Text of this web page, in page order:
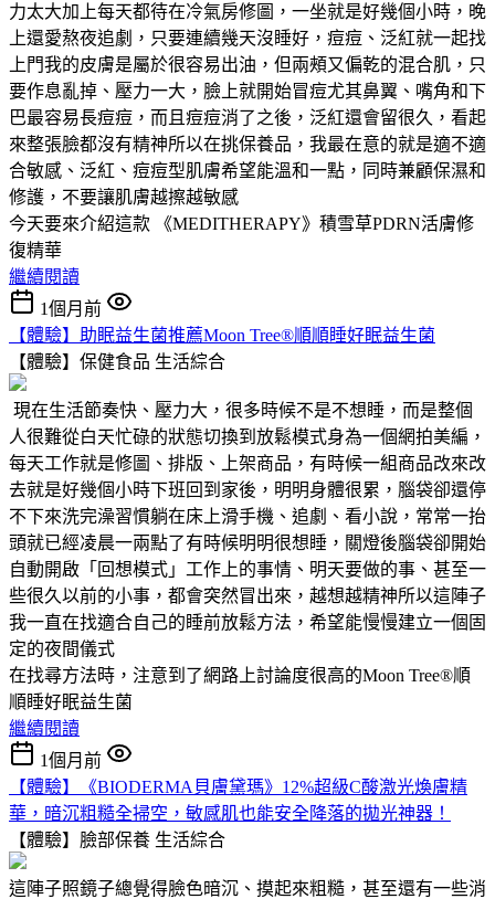
力太大加上每天都待在冷氣房修圖，一坐就是好幾個小時，晚
上還愛熬夜追劇，只要連續幾天沒睡好，痘痘、泛紅就一起找
上門我的皮膚是屬於很容易出油，但兩頰又偏乾的混合肌，只
要作息亂掉、壓力一大，臉上就開始冒痘尤其鼻翼、嘴角和下
巴最容易長痘痘，而且痘痘消了之後，泛紅還會留很久，看起
來整張臉都沒有精神所以在挑保養品，我最在意的就是適不適
合敏感、泛紅、痘痘型肌膚希望能溫和一點，同時兼顧保濕和
修護，不要讓肌膚越擦越敏感
今天要來介紹這款 《MEDITHERAPY》積雪草PDRN活膚修
復精華
繼續閱讀
1個月前
【體驗】助眠益生菌推薦Moon Tree®順順睡好眠益生菌
【體驗】保健食品 生活綜合
現在生活節奏快、壓力大，很多時候不是不想睡，而是整個
人很難從白天忙碌的狀態切換到放鬆模式身為一個網拍美編，
每天工作就是修圖、排版、上架商品，有時候一組商品改來改
去就是好幾個小時下班回到家後，明明身體很累，腦袋卻還停
不下來洗完澡習慣躺在床上滑手機、追劇、看小說，常常一抬
頭就已經凌晨一兩點了有時候明明很想睡，關燈後腦袋卻開始
自動開啟「回想模式」工作上的事情、明天要做的事、甚至一
些很久以前的小事，都會突然冒出來，越想越精神所以這陣子
我一直在找適合自己的睡前放鬆方法，希望能慢慢建立一個固
定的夜間儀式
在找尋方法時，注意到了網路上討論度很高的Moon Tree®順
順睡好眠益生菌
繼續閱讀
1個月前
【體驗】《BIODERMA貝膚黛瑪》12%超級C酸激光煥膚精
華，暗沉粗糙全掃空，敏感肌也能安全降落的拋光神器！
【體驗】臉部保養 生活綜合
這陣子照鏡子總覺得臉色暗沉、摸起來粗糙，甚至還有一些消